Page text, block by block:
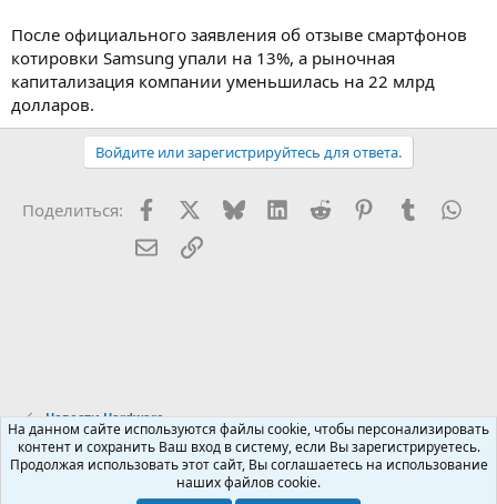
После официального заявления об отзыве смартфонов
котировки Samsung упали на 13%, а рыночная
капитализация компании уменьшилась на 22 млрд
долларов.
Войдите или зарегистрируйтесь для ответа.
Поделиться: FacebookX (Twitter)
BlueskyLinkedInReddit PinterestTumblr
Электронная почта
Ссылка
Новости Hardware
Russian (RU)
Условия и правила
На данном сайте используются файлы cookie, чтобы персонализировать
контент и сохранить Ваш вход в систему, если Вы зарегистрируетесь.
Продолжая использовать этот сайт, Вы соглашаетесь на использование
наших файлов cookie.